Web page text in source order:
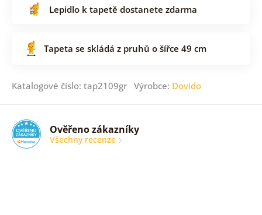
Lepidlo k tapetě dostanete zdarma
Tapeta se skládá z pruhů o šířce 49 cm
Katalogové číslo: tap2109gr Výrobce: Dovido
Ověřeno zákazníky
Všechny recenze